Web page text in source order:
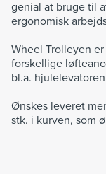
genial at bruge til
ergonomisk
Wheel Trolleyen
forskellige
bl.a.
Ønskes leveret
stk. i kurven, som